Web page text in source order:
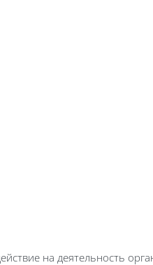
на деятельность